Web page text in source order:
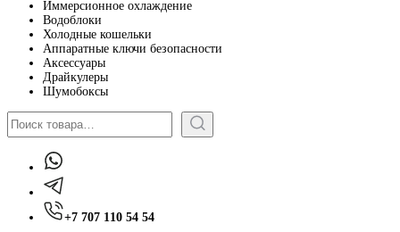
Иммерсионное охлаждение
Водоблоки
Холодные кошельки
Аппаратные ключи безопасности
Аксессуары
Драйкулеры
Шумобоксы
Поиск
+7 707 110 54 54